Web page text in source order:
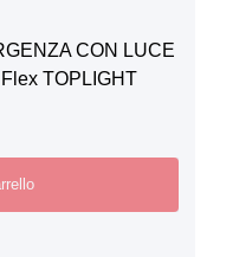
CON LUCE
TOPLIGHT